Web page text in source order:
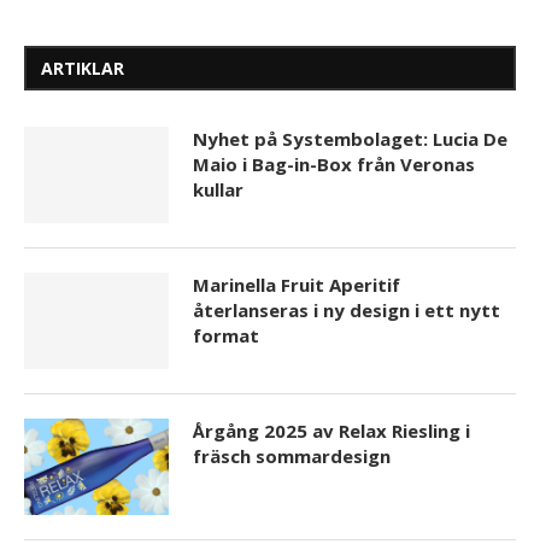
ARTIKLAR
Nyhet på Systembolaget: Lucia De
Maio i Bag-in-Box från Veronas
kullar
Marinella Fruit Aperitif
återlanseras i ny design i ett nytt
format
Årgång 2025 av Relax Riesling i
fräsch sommardesign